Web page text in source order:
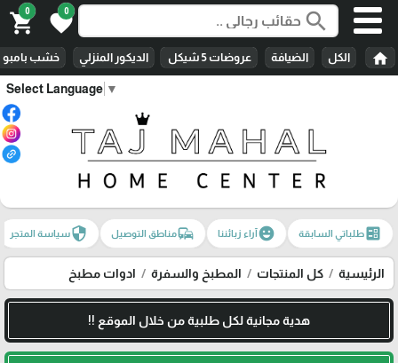
Select Language ▼
search
0
favorite
0
shopping_cart
home الكل الضيافة عروضات 5 شيكل الديكور المنزلي خشب بامبو
ballotطلباتي السابقة emoji_emotionsآراء زبائننا commuteمناطق التوصيل securityسياسة المتجر
الرئيسية كل المنتجات المطبخ والسفرة ادوات مطبخ
هدية مجانية لكل طلبية من خلال الموقع !!